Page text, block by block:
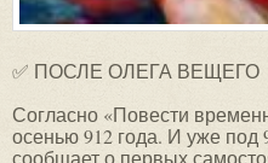
✅ ПОСЛЕ ОЛЕГА ВЕЩЕГО
Согласно «Повести временных лет» князь Олег погибает осенью 912 года. И уже под 913 годом «Повесть...» сообщает о первых самостоятельных поступках князя Игоря, сына Рюрика. Но давайте зададимся вопросом: что такое «Игорь» — имя, прозвище, титул, племенная принадлежность? Ответ на этот вопрос все может кардинально изменить. В договоре Игоря с греками (945 год) четвертым в списке шел его племянник, тоже Игорь. Если Игорь не имя как таковое, а определение племенной принадлежности к уграм (иГОРь=уГОР?) или титул, то Игори 913 и 941 годов — разные люди. Единственное, что можно утверждать: Игорь 941 года являлся отцом Святослава. Шахматов считал, что Игорь вышел на историческую сцену лишь в 40-х годах, а до этого все события были связаны с Олегом. Авторы летописи «удревнили» события истории на 30 лет. Судите сами. «914 год. Пошел Игорь на древлян и, победив их, возложил на них дань больше Олговы». «945 год. И пришла осень, и стал он замышлять пойти на древлян, желая взять с них еще большую дань». Разрыв в этих событиях сроком в 30 с лишним лет явно нереален. Следует принять, что первый поход на древлян был совершен не в 914, а в 944 году. Это в какой-то мере подтверждает и «Архангелогородский летописец», который утверждал, что войско вернулось из похода на греков (начало похода — 941 год) лишь на третье лето. Не потому ли и древляне перестали платить дань, посчитав, что из похода уже никто не вернется? А согласно альтернативной вышеприведенной версии в этом походе Олег погиб (вспомните:Олег возглавлял морские силы русов, полностью уничтоженные греками, а Игорь — конные). Таким образом, замечания Шахматова следует признать серьезными. И в 944 году Игорь идет на отложившихся древлян, возложив на них дань большую, чем они платили Олегу. А в следующем году древляне попросту Игоря убивают по причине, известной из летописей: Игорь затребовал слишком много. Давайте рассмотрим договор Игоря с греками. Напомню, что согласно АВ у Игоря было два сына: погибший к тому времени Улеб и еще ребенок Святослав. В «Повести...» в самом начале договора идет перечисление имен послов от русских вельмож, составленное явно с учетом иерархии. Первый в списке — сам князь Игорь, далее его сын и наследник — Святослав, далее жена Игоря Ольга, мать наследника. Четвертым идет племянник Игоря, тоже Игорь, и далее: Володислав, Предслава, Сфандра — жена Улеба, Турды, Арфаст, Сфирьк, Акун — племянник Игоря и далее другие. В этом списке мы видим двух племянников Игоря, в летописях они названы не племянниками, а нетиями. Карамзин считает, что нетий это сын сестры, и в качестве доказательства своего предположения приводит фразу из Никоновской летописи: «Служа царю мусульману с нетии своими, рекши с сестринычи», то есть «с племянниками своими, детьми сестры». Но в таком случае, если следовать логике Карамзина, то во фразе, к примеру: «У меня есть племянник, сын сестры», следует, что племянники — это всегда сыновья сестры, но отнюдь не брата. Это же абсурд. В приведенном «доказательстве» Никоновская летопись просто уточняет конкретно, кто эти племянники. В данном случае они оказались детьми сестры, но в другом примере они могли оказаться и «братиничами», сыновьями брата. Но вернемся к договору с греками. Кем мог быть этот Игорь, племянник князя Игоря, стоящий по табелю о рангах сразу после Ольги? Скорее всего, сыном погибшего князя Олега, бывшего соправителя князя Игоря. Точнее: сыном Олега, который был либо главным воеводой у Игоря, либо старшим в связке этих двух правителей. Это в определенной мере подтверждает и «Кембриджский документ» — хазарское письмо, согласно которому правителем Руси в 20—30-х годах был не Игорь, а человек, чье имя близко имени Олег — Х-л-г. Выше я уже высказывал предположение, что Олег мог быть женат на сестре Игоря, либо они кровно породнились, став братьями по крови. После смерти Хельги=Олега единоличную власть сосредоточил князь Игорь, а сын Хельги Игорь (племянник князя Игоря) остался не у власти, но получил самое высокое место в табели о рангах среди русов. Пятым в списке, сразу после Игоря — племянника, стоит некийВолодислав. На мой взгляд, это внук князя Игоря, будущий креститель Руси князь Владимир. Дело в том, что существуют две версии происхождения второй половины этого имени. Более распространенный вариант — от слова «мир». Другой вариант — от реликтовой основы — «мер». Мер=слава. В летописях Владимир назывался именно так: Володимерь или Володимер. Седьмым номером в договоре упоминается Сфандра, жена Улеба, точнее вдова, так как сам Улеб не упоминается. Татищев в своей «Истории Российской» пишет о некой Ефанде, жене Улеба. Итак, по АВ у Улеба, старшего сына Игоря, где-то в 941—942 годах рождается первенец, которого называют Володиславом. Его отец новгородский (т. е. ярославский) князь Улеб